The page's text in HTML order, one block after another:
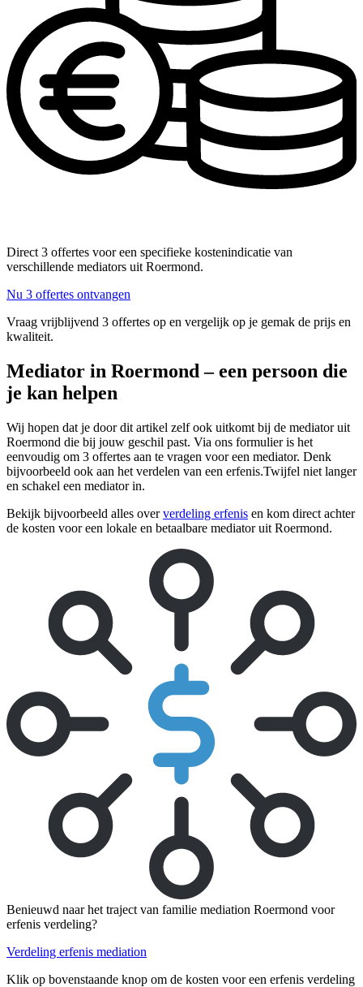
Direct 3 offertes voor een specifieke kostenindicatie van
verschillende mediators uit Roermond.
Nu 3 offertes ontvangen
Vraag vrijblijvend 3 offertes op en vergelijk op je gemak de prijs en
kwaliteit.
Mediator in Roermond – een persoon die
je kan helpen
Wij hopen dat je door dit artikel zelf ook uitkomt bij de mediator uit
Roermond die bij jouw geschil past. Via ons formulier is het
eenvoudig om 3 offertes aan te vragen voor een mediator. Denk
bijvoorbeeld ook aan het verdelen van een erfenis.Twijfel niet langer
en schakel een mediator in.
Bekijk bijvoorbeeld alles oververdeling erfenis en kom direct achter
de kosten voor een lokale en betaalbare mediator uit Roermond.
Benieuwd naar het traject van familie mediation Roermond voor
erfenis verdeling?
Verdeling erfenis mediation
Klik op bovenstaande knop om de kosten voor een erfenis verdeling